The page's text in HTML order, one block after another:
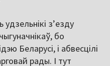
з’езду
бо
Беларусі, і абвесцілі
рады. І тут